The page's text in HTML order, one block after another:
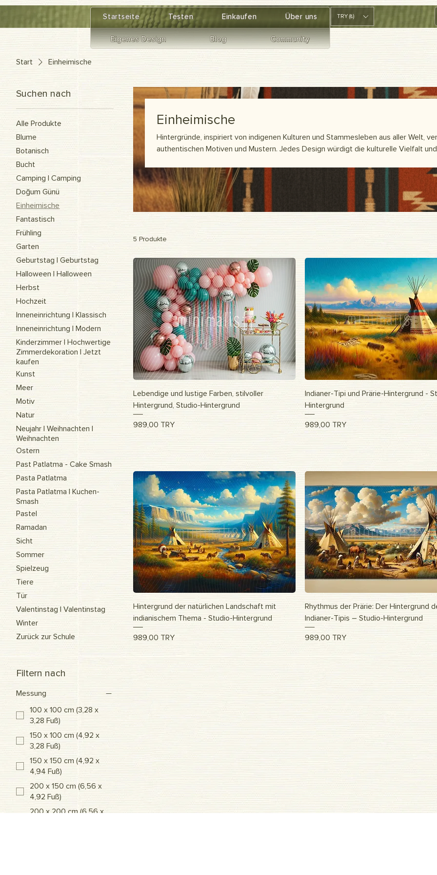
Startseite Testen Einkaufen Über uns
Eigenes Design Blog Community
TRY (₺)
Start Einheimische
Suchen nach
Alle Produkte
Blume
Botanisch
Bucht
Camping | Camping
Doğum Günü
Einheimische
Fantastisch
Frühling
Garten
Geburtstag | Geburtstag
Halloween | Halloween
Herbst
Hochzeit
Inneneinrichtung | Klassisch
Inneneinrichtung | Modern
Kinderzimmer | Hochwertige
Zimmerdekoration | Jetzt
kaufen
Kunst
Meer
Motiv
Natur
Neujahr | Weihnachten |
Weihnachten
Ostern
Past Patlatma - Cake Smash
Pasta Patlatma
Pasta Patlatma | Kuchen-
Smash
Pastel
Ramadan
Sicht
Sommer
Spielzeug
Tiere
Tür
Valentinstag | Valentinstag
Winter
Zurück zur Schule
Filtern nach
Messung
100 x 100 cm (3,28 x
3,28 Fuß)
150 x 100 cm (4,92 x
3,28 Fuß)
150 x 150 cm (4,92 x
4,94 Fuß)
200 x 150 cm (6,56 x
4,92 Fuß)
200 x 200 cm (6,56 x
Einheimische
Hintergründe, inspiriert von indigenen Kulturen und Stammesleben aus aller Welt,
authentischen Motiven und Mustern. Jedes Design würdigt die kulturelle Vielfalt
unseren Respekt für das reiche Erbe dieser alten Kulturen wider. Eine ideale Wahl
und semantisch reiche Aufnahmen.
5 Produkte
Schnellansicht
Lebendige und lustige Farben, stilvoller
Hintergrund, Studio-Hintergrund
Preis
989,00 TRY
Schnellansicht
Indianer-Tipi und Prärie-Hintergrund -
Hintergrund
Preis
989,00 TRY
Schnellansicht
Hintergrund der natürlichen Landschaft mit
indianischem Thema - Studio-Hintergrund
Preis
989,00 TRY
Schnellansicht
Rhythmus der Prärie: Der Hintergrund
Indianer-Tipis – Studio-Hintergrund
Preis
989,00 TRY